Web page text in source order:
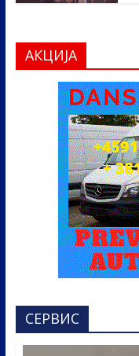
АКЦИЈА
СЕРВИС